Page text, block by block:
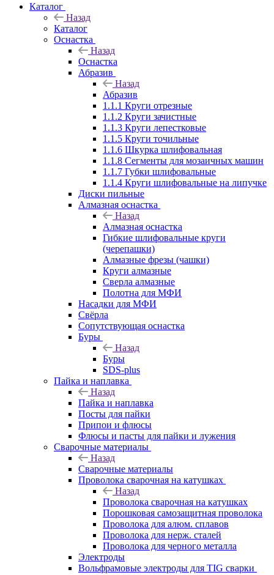
Каталог
Назад
Каталог
Оснастка
Назад
Оснастка
Абразив
Назад
Абразив
1.1.1 Круги отрезные
1.1.2 Круги зачистные
1.1.3 Круги лепестковые
1.1.5 Круги точильные
1.1.6 Шкурка шлифовальная
1.1.8 Сегменты для мозаичных машин
1.1.7 Губки шлифовальные
1.1.4 Круги шлифовальные на липучке
Диски пильные
Алмазная оснастка
Назад
Алмазная оснастка
Гибкие шлифовальные круги
(черепашки)
Алмазные фрезы (чашки)
Круги алмазные
Сверла алмазные
Полотна для МФИ
Насадки для МФИ
Свёрла
Сопутствующая оснастка
Буры
Назад
Буры
SDS-plus
Пайка и наплавка
Назад
Пайка и наплавка
Посты для пайки
Припои и флюсы
Флюсы и пасты для пайки и лужения
Сварочные материалы
Назад
Сварочные материалы
Проволока сварочная на катушках
Назад
Проволока сварочная на катушках
Порошковая самозащитная проволока
Проволока для алюм. сплавов
Проволока для нерж. сталей
Проволока для черного металла
Электроды
Вольфрамовые электроды для TIG сварки